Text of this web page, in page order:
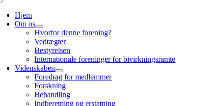
Hjem
Om os
Hvorfor denne forening?
Vedtægter
Bestyrelsen
Internationale foreninger for bivirkningsramte
Videnskaben
Foredrag for medlemmer
Forskning
Behandling
Indberetning og erstatning